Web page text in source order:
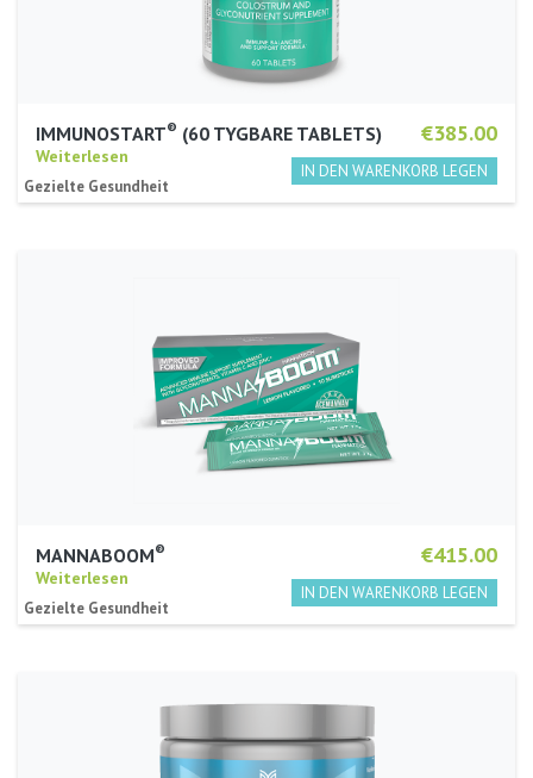
€385.00
IMMUNOSTART® (60 TYGBARE TABLETS)
Weiterlesen
Gezielte Gesundheit
€415.00
MANNABOOM®
Weiterlesen
Gezielte Gesundheit